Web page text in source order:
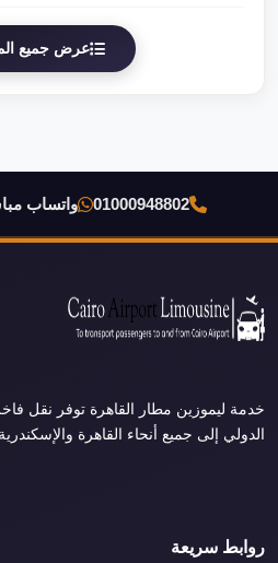
عرض جميع
01000948802 واتساب
خدمة ليموزين مطار القاهرة توفر نقل
الدولي إلى جميع أنحاء القاهرة
روابط سريعة